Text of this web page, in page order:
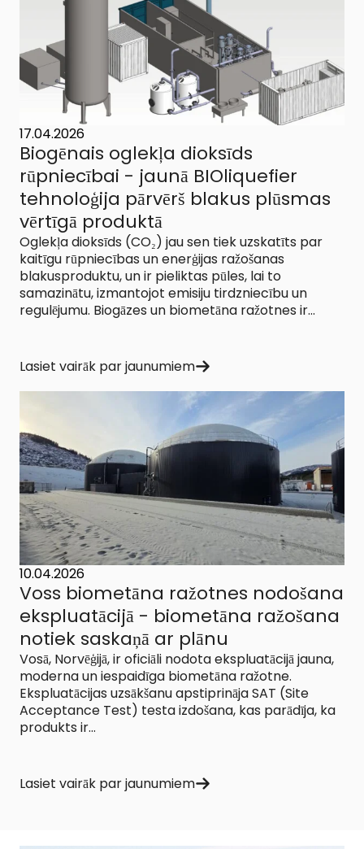
17.04.2026
Biogēnais oglekļa dioksīds
rūpniecībai - jaunā BIOliquefier
tehnoloģija pārvērš blakus plūsmas
vērtīgā produktā
Oglekļa dioksīds (CO₂) jau sen tiek uzskatīts par
kaitīgu rūpniecības un enerģijas ražošanas
blakusproduktu, un ir pieliktas pūles, lai to
samazinātu, izmantojot emisiju tirdzniecību un
regulējumu. Biogāzes un biometāna ražotnes ir...
Lasiet vairāk par jaunumiem
10.04.2026
Voss biometāna ražotnes nodošana
ekspluatācijā - biometāna ražošana
notiek saskaņā ar plānu
Vosā, Norvēģijā, ir oficiāli nodota ekspluatācijā jauna,
moderna un iespaidīga biometāna ražotne.
Ekspluatācijas uzsākšanu apstiprināja SAT (Site
Acceptance Test) testa izdošana, kas parādīja, ka
produkts ir...
Lasiet vairāk par jaunumiem